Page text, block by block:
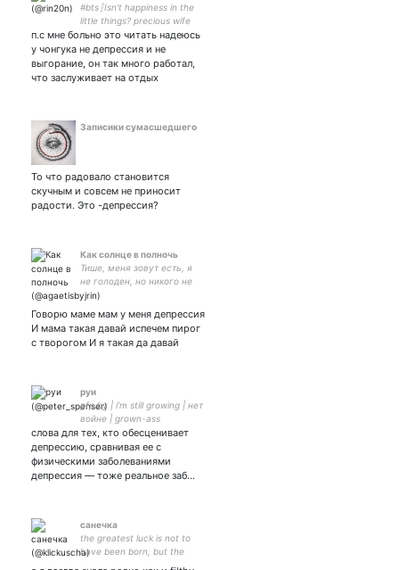
#bts┆Isn't happiness in the
little things? precious wife
п.с мне больно это читать надеюсь
у чонгука не депрессия и не
выгорание, он так много работал,
что заслуживает на отдых
Записики сумасшедшего
То что радовало становится
скучным и совсем не приносит
радости. Это -депрессия?
Как солнце в полночь
Тише, меня зовут есть, я
не голоден, но никого не
волнует
Говорю маме мам у меня депрессия
И мама такая давай испечем пирог
с творогом И я такая да давай
руи
pfp by | i’m still growing | нет
войне | grown-ass
borderline parental figure for
слова для тех, кто обесценивает
депрессию, сравнивая ее с
физическими заболеваниями
депрессия — тоже реальное заб…
санечка
the greatest luck is not to
have been born, but the
joke, the joke must go on /